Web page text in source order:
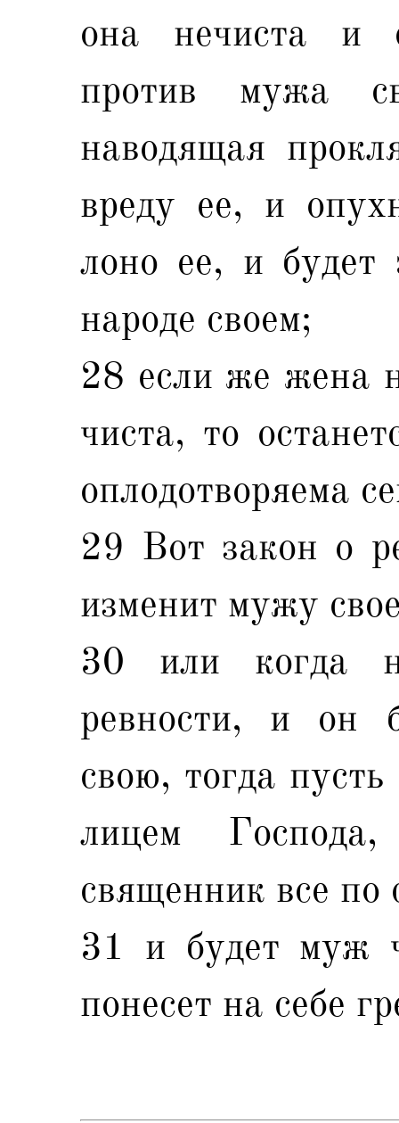
она нечиста и
против мужа
наводящая
вреду ее, и
лоно ее, и будет
народе своем;
28 если же жена
чиста, то
оплодотворяема
29 Вот закон о
изменит мужу
30 или когда
ревности, и он
свою, тогда
лицем
священник все по
31 и будет муж
понесет на себе